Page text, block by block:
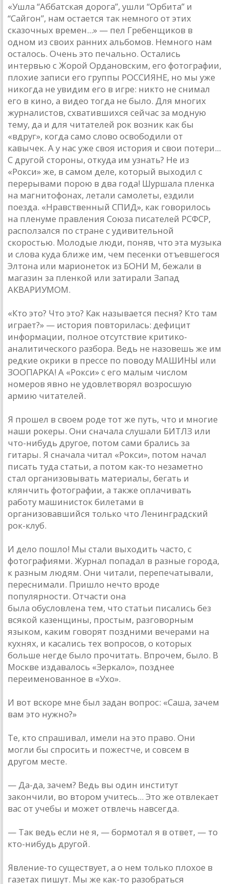
«Ушла “Аббатская дорога”, ушли “Орбита” и
“Сайгон”, нам остается так немного от этих
сказочных времен...» — пел Гребенщиков в
одном из своих ранних альбомов. Немного нам
осталось. Очень это печально. Остались
интервью с Жорой Ордановским, его фотографии,
плохие записи его группы РОССИЯНЕ, но мы уже
никогда не увидим его в игре: никто не снимал
его в кино, а видео тогда не было. Для многих
журналистов, схватившихся сейчас за модную
тему, да и для читателей рок возник как бы
«вдруг», когда само слово освободили от
кавычек. А у нас уже своя история и свои потери...
С другой стороны, откуда им узнать? Не из
«Рокси» же, в самом деле, который выходил с
перерывами порою в два года! Шуршала пленка
на магнитофонах, летали самолеты, ездили
поезда. «Нравственный СПИД», как говорилось
на пленуме правления Союза писателей РСФСР,
расползался по стране с удивительной
скоростью. Молодые люди, поняв, что эта музыка
и слова куда ближе им, чем песенки отъевшегося
Элтона или марионеток из БОНИ М, бежали в
магазин за пленкой или затирали Запад
АКВАРИУМОМ.
«Кто это? Что это? Как называется песня? Кто там
играет?» — история повторилась: дефицит
информации, полное отсутствие критико-
аналитического разбора. Ведь не назовешь же им
редкие окрики в прессе по поводу МАШИНЫ или
ЗООПАРКА! А «Рокси» с его малым числом
номеров явно не удовлетворял возросшую
армию читателей.
Я прошел в своем роде тот же путь, что и многие
наши рокеры. Они сначала слушали БИТЛЗ или
что-нибудь другое, потом сами брались за
гитары. Я сначала читал «Рокси», потом начал
писать туда статьи, а потом как-то незаметно
стал организовывать материалы, бегать и
клянчить фотографии, а также оплачивать
работу машинисток билетами в
организовавшийся только что Ленинградский
рок-клуб.
И дело пошло! Мы стали выходить часто, с
фотографиями. Журнал попадал в разные города,
к разным людям. Они читали, перепечатывали,
переснимали. Пришло нечто вроде
популярности. Отчасти она
была обусловлена тем, что статьи писались без
всякой казенщины, простым, разговорным
языком, каким говорят поздними вечерами на
кухнях, и касались тех вопросов, о которых
больше негде было прочитать. Впрочем, было. В
Москве издавалось «Зеркало», позднее
переименованное в «Ухо».
И вот вскоре мне был задан вопрос: «Саша, зачем
вам это нужно?»
Те, кто спрашивал, имели на это право. Они
могли бы спросить и пожестче, и совсем в
другом месте.
— Да-да, зачем? Ведь вы один институт
закончили, во втором учитесь... Это же отвлекает
вас от учебы и может отвлечь навсегда.
— Так ведь если не я, — бормотал я в ответ, — то
кто-нибудь другой.
Явление-то существует, а о нем только плохое в
газетах пишут. Мы же как-то разобраться